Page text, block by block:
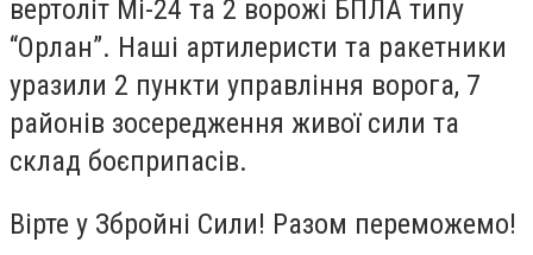
вертоліт Мі-24 та 2 ворожі БПЛА типу
“Орлан”. Наші артилеристи та ракетники
уразили 2 пункти управління ворога, 7
районів зосередження живої сили та
склад боєприпасів.
Вірте у Збройні Сили! Разом переможемо!